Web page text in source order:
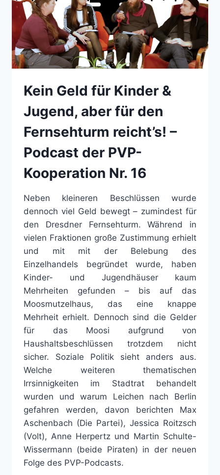
Kein Geld für Kinder &
Jugend, aber für den
Fernsehturm reicht’s! –
Podcast der PVP-
Kooperation Nr. 16
Neben kleineren Beschlüssen wurde
dennoch viel Geld bewegt – zumindest für
den Dresdner Fernsehturm. Während in
vielen Fraktionen große Zustimmung erhielt
und mit mit der Belebung des
Einzelhandels begründet wurde, haben
Kinder- und Jugendhäuser kaum
Mehrheiten gefunden – bis auf das
Moosmutzelhaus, das eine knappe
Mehrheit erhielt. Dennoch sind die Gelder
für das Moosi aufgrund von
Haushaltsbeschlüssen trotzdem nicht
sicher. Soziale Politik sieht anders aus.
Welche weiteren thematischen
Irrsinnigkeiten im Stadtrat behandelt
wurden und warum Leichen nach Berlin
gefahren werden, davon berichten Max
Aschenbach (Die Partei), Jessica Roitzsch
(Volt), Anne Herpertz und Martin Schulte-
Wissermann (beide Piraten) in der neuen
Folge des PVP-Podcasts.